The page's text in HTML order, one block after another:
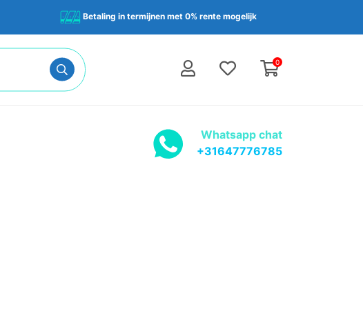
Betaling in termijnen met 0% rente mogelijk
0
Whatsapp chat
+31647776785